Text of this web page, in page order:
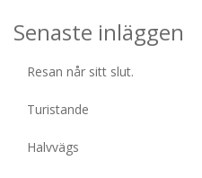
Senaste inläggen
Resan når sitt slut.
Turistande
Halvvägs